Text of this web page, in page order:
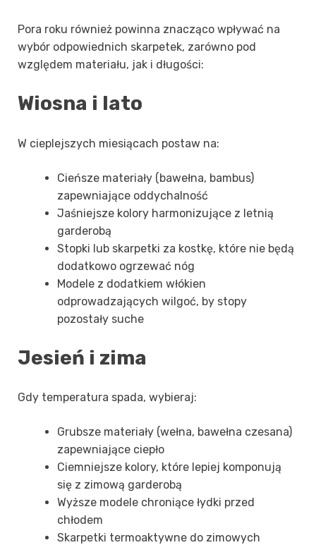
Pora roku również powinna znacząco wpływać na
wybór odpowiednich skarpetek, zarówno pod
względem materiału, jak i długości:
Wiosna i lato
W cieplejszych miesiącach postaw na:
Cieńsze materiały (bawełna, bambus)
zapewniające oddychalność
Jaśniejsze kolory harmonizujące z letnią
garderobą
Stopki lub skarpetki za kostkę, które nie będą
dodatkowo ogrzewać nóg
Modele z dodatkiem włókien
odprowadzających wilgoć, by stopy
pozostały suche
Jesień i zima
Gdy temperatura spada, wybieraj:
Grubsze materiały (wełna, bawełna czesana)
zapewniające ciepło
Ciemniejsze kolory, które lepiej komponują
się z zimową garderobą
Wyższe modele chroniące łydki przed
chłodem
Skarpetki termoaktywne do zimowych